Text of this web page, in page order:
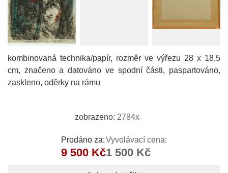
kombinovaná technika/papír, rozměr ve výřezu 28 x 18,5
cm, značeno a datováno ve spodní části, paspartováno,
zaskleno, oděrky na rámu
zobrazeno: 2784x
Prodáno za:
9 500 Kč
Vyvolávací cena:
1 500 Kč